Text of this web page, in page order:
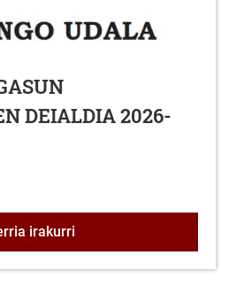
DEIALDIA 2026-
irakurri